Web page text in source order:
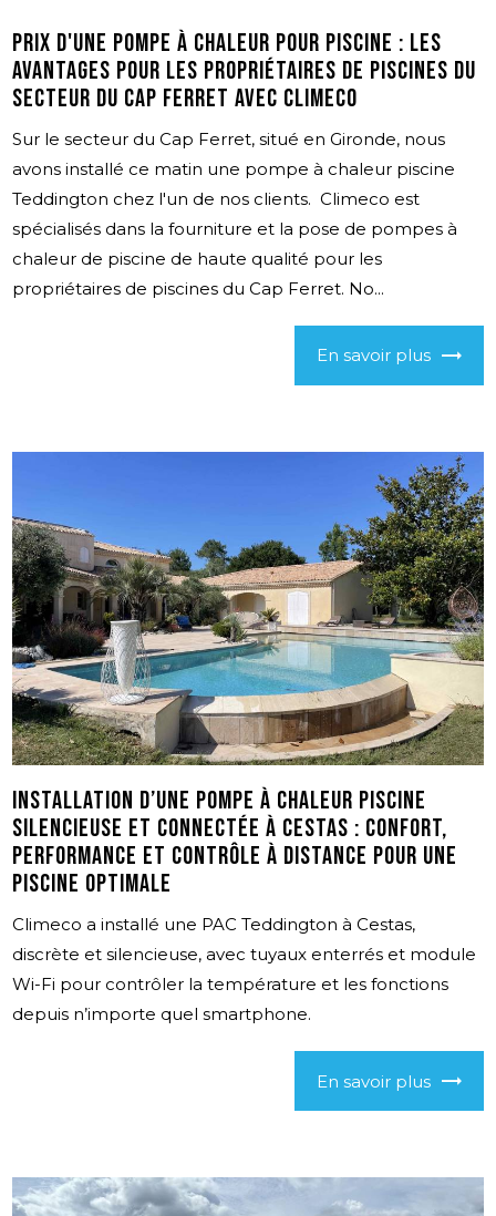
Prix d'une Pompe à Chaleur pour Piscine : Les
Avantages pour les Propriétaires de Piscines du
Secteur du Cap Ferret avec Climeco
Sur le secteur du Cap Ferret, situé en Gironde, nous
avons installé ce matin une pompe à chaleur piscine
Teddington chez l'un de nos clients. Climeco est
spécialisés dans la fourniture et la pose de pompes à
chaleur de piscine de haute qualité pour les
propriétaires de piscines du Cap Ferret. No...
En savoir plus
Installation d’une pompe à chaleur piscine
silencieuse et connectée à Cestas : confort,
performance et contrôle à distance pour une
piscine optimale
Climeco a installé une PAC Teddington à Cestas,
discrète et silencieuse, avec tuyaux enterrés et module
Wi-Fi pour contrôler la température et les fonctions
depuis n’importe quel smartphone.
En savoir plus